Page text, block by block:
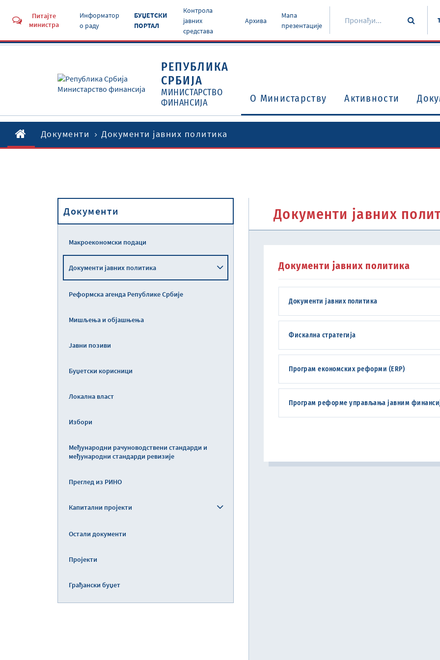
Питајте
министра
Информатор
о раду
БУЏЕТСКИ
ПОРТАЛ
Контрола
јавних
средстава
Архива
Мапа
презентације
РЕПУБЛИКА
СРБИЈА
МИНИСТАРСТВО
ФИНАНСИЈА
O Министарству Активности
Документи Документи јавних политика
Документи
Макроекономски подаци
Документи јавних политика
Реформска агенда Републике Србије
Мишљења и објашњења
Јавни позиви
Буџетски корисници
Локална власт
Избори
Међународни рачуноводствени стандарди и
међународни стандарди ревизије
Преглед из РИНО
Капитални пројекти
Остали документи
Пројекти
Грађански буџет
Документи јавних
Документи јавних политика
Документи јавних политика
Фискална стратегија
Програм економских реформи (ERP)
Програм реформе управљања јавним